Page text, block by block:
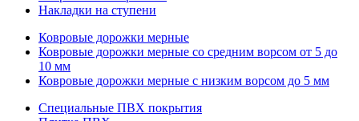
Накладки на ступени
Ковровые дорожки мерные
Ковровые дорожки мерные со средним ворсом от 5 до
10 мм
Ковровые дорожки мерные с низким ворсом до 5 мм
Специальные ПВХ покрытия